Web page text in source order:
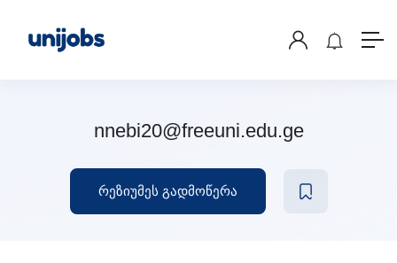
nnebi20@freeuni.edu.ge
რეზიუმეს გადმოწერა